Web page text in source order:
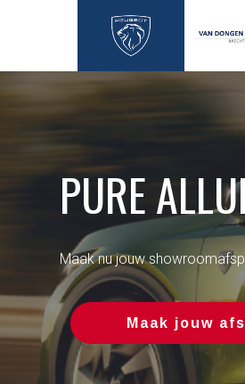
PURE
Maak nu jouw
Maak jouw